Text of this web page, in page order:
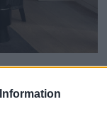
insieme a
del marchio